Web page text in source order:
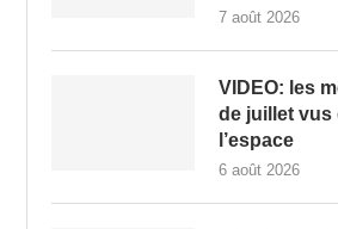
7 août 2026
VIDEO: les
de juillet vus
l’espace
6 août 2026